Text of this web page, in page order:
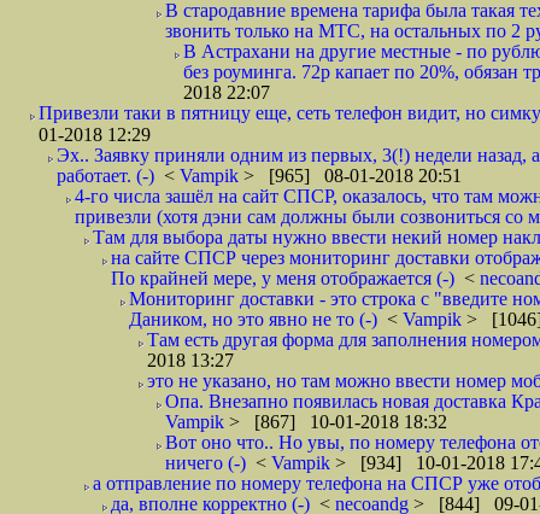
В стародавние времена тарифа была такая
звонить только на МТС, на остальных по 2
В Астрахани на другие местные - по
без роуминга. 72р капает по 20%, обязан
2018 22:07
Привезли таки в пятницу еще, сеть телефон видит, но
01-2018 12:29
Эх.. Заявку приняли одним из первых, 3(!) недели назад,
работает. (-) < Vampik > [965] 08-01-2018 20:51
4-го числа зашёл на сайт СПСР, оказалось, что там
привезли (хотя дэни сам должны были созвониться со
Там для выбора даты нужно ввести некий номер
на сайте СПСР через мониторинг доставки
По крайней мере, у меня отображается (-) <
Мониторинг доставки - это строка с "введите
Даником, но это явно не то (-) < Vampik >
Там есть другая форма для заполнения
2018 13:27
это не указано, но там можно ввести номер
Опа. Внезапно появилась новая доставка
Vampik > [867] 10-01-2018 18:32
Вот оно что.. Но увы, по номеру телефона
ничего (-) < Vampik > [934] 10-01-2018
а отправление по номеру телефона на СПСР уже
да, вполне корректно (-) < necoandg > [844] 09-01-